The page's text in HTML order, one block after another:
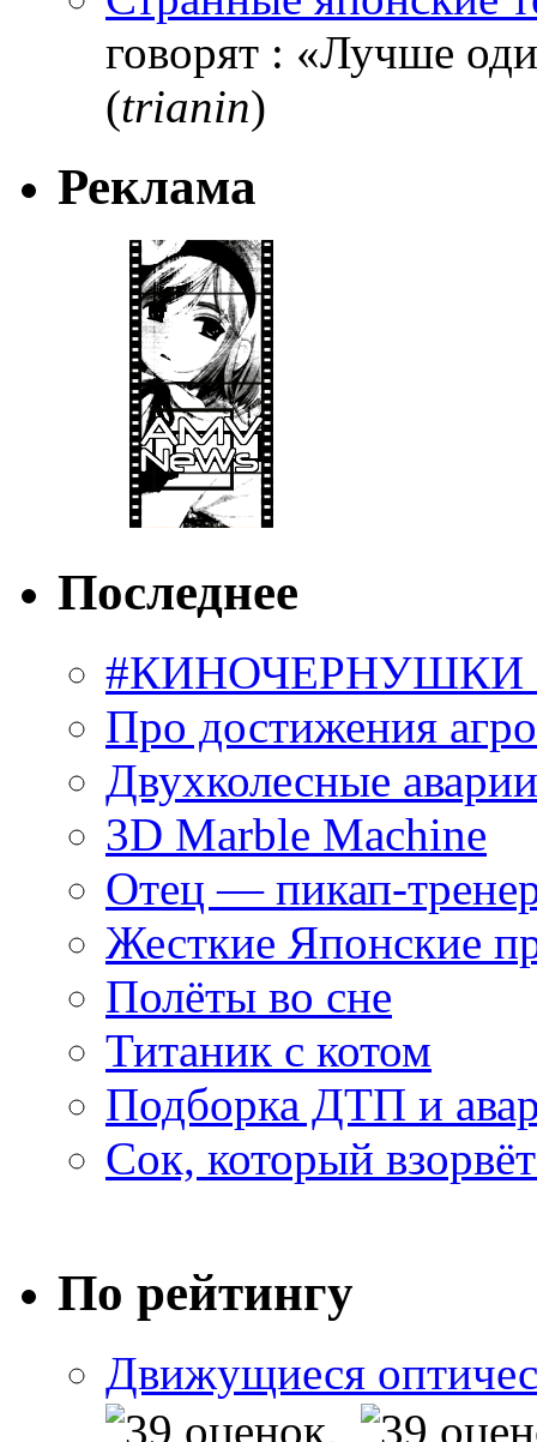
говорят : «Лучше
(trianin)
Реклама
Последнее
#КИНОЧЕРНУШКИ
Про достижения
Двухколесные
3D Marble Machine
Отец — пикап-
Жесткие Японские
Полёты во сне
Титаник с котом
Подборка ДТП и
Сок, который
По рейтингу
Движущиеся